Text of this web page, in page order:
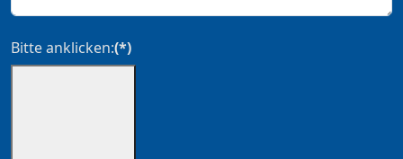
Bitte anklicken:(*)